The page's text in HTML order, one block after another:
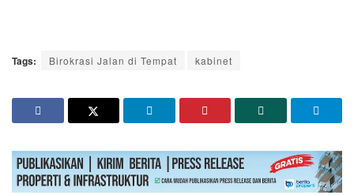
Tags: Birokrasi Jalan di Tempat kabinet